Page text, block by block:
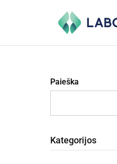
Labostera
Laboratorinė
Paieška
Kategorijos